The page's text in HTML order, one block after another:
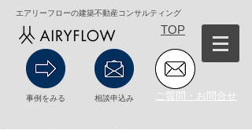
エアリーフローの建築不動産コンサルティング
TOP
事例をみる 相談申込み ご質問・お問合せ